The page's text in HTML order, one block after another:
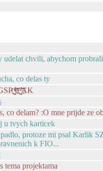
udelat chvili, abychom
co delas ty
co delam? :O mne prijde ze
u tvych karticek
protoze mi psal Karlik
k FIO...
tema projektama